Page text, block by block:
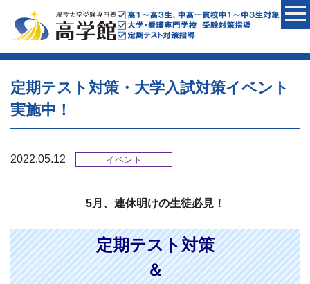
定期テスト対策・大学入試対策イベント
実施中！
2022.05.12 イベント
5月、連休明けの生徒必見！
定期テスト対策
＆